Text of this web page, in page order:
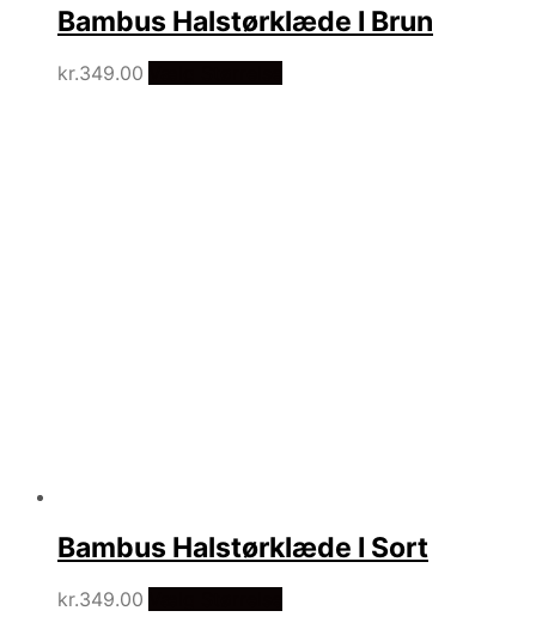
Bambus Halstørklæde I Brun
kr.349.00
Bambus Halstørklæde I Sort
kr.349.00